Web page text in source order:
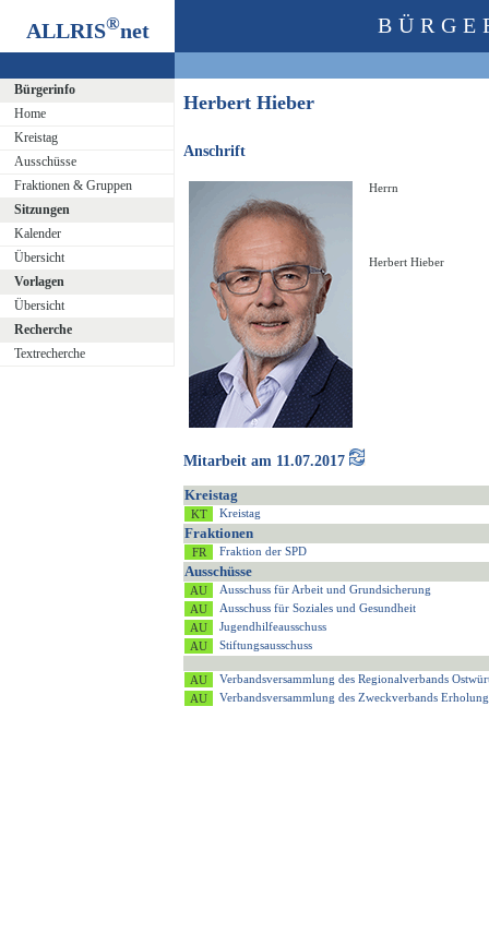
ALLRIS®net
Bürgerinfo
Home
Kreistag
Ausschüsse
Fraktionen & Gruppen
Sitzungen
Kalender
Übersicht
Vorlagen
Übersicht
Recherche
Textrecherche
Herbert Hieber
Anschrift
Herrn
Herbert Hieber
Mitarbeit am 11.07.2017
Kreistag
Kreistag
Fraktionen
Fraktion der SPD
Ausschüsse
Ausschuss für Arbeit und Grundsicherung
Ausschuss für Soziales und Gesundheit
Jugendhilfeausschuss
Stiftungsausschuss
Verbandsversammlung des Regionalverbands
Verbandsversammlung des Zweckverbands